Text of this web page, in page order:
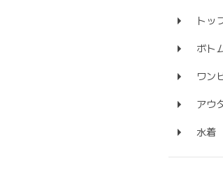
トッ
ボト
ワン
アウ
水着